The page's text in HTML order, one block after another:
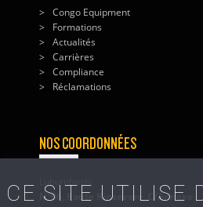
Congo Equipment
Formations
Actualités
Carrières
Compliance
Réclamations
NOS COORDONNÉES
N°66, Route Kinsevere, C/Annexe
CE SITE UTILISE